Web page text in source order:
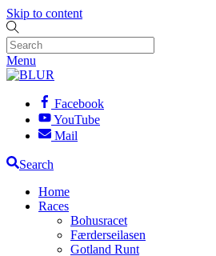
Skip to content
Menu
Facebook
YouTube
Mail
Search
Home
Races
Bohusracet
Færderseilasen
Gotland Runt